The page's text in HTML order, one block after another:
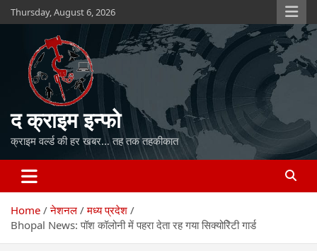
Skip
to
Thursday, August 6, 2026
द क्राइम इन्फो
क्राइम वर्ल्ड की हर खबर… तह तक तहकीकात
Home नेशनल
मध्य प्रदेश
Bhopal News: पॉश कॉलोनी में पहरा देता रह गया सिक्योरिेटी गार्ड